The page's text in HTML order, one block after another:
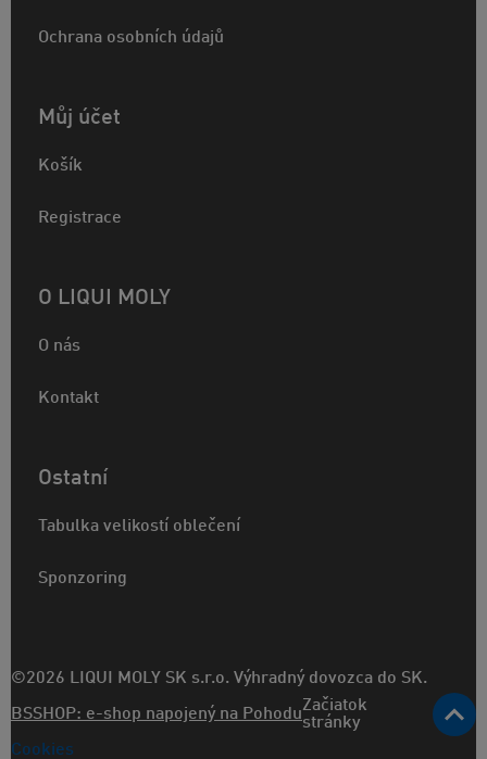
Ochrana osobních údajů
Můj účet
Košík
Registrace
O LIQUI MOLY
O nás
Kontakt
Ostatní
Tabulka velikostí oblečení
Sponzoring
©2026 LIQUI MOLY SK s.r.o. Výhradný dovozca do SK.
BSSHOP: e-shop napojený na PohoduZačiatok
stránky
Cookies